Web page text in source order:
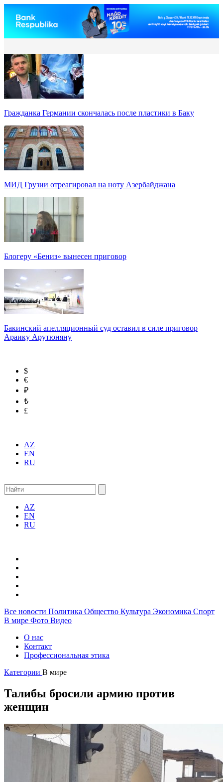
Гражданка Германии скончалась после пластики в Баку
МИД Грузии отреагировал на ноту Азербайджана
Блогеру «Бениз» вынесен приговор
Бакинский апелляционный суд оставил в силе приговор
Араику Арутюняну
$
€
₽
₺
£
AZ
EN
RU
AZ
EN
RU
Все новости Политика Общество Культура Экономика Спорт
В мире Фото Видео
О нас
Контакт
Профессиональная этика
Категории В мире
Талибы бросили армию против
женщин